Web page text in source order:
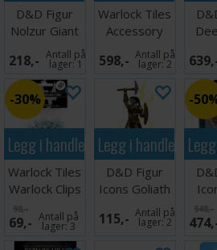
D&D Figur
Nolzur Giant
Ape
218,- Antall på
lager:1
Warlock Tiles
Accessory
Tavern
598,- Antall på
lager:2
Legg i handlekurven
30%
Warlock Tiles
Warlock Clips
EZ - 100 stk
98,-
69,- Antall på
lager:3
Legg i handlekurven
D&D Figur
Icons Goliath
Barbarian
Female
115,- Antall på
lager:2
948,-